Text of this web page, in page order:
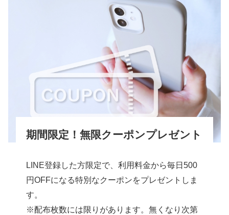
期間限定！無限クーポンプレゼント
LINE登録した方限定で、利用料金から毎日500
円OFFになる特別なクーポンをプレゼントしま
す。
※配布枚数には限りがあります。無くなり次第